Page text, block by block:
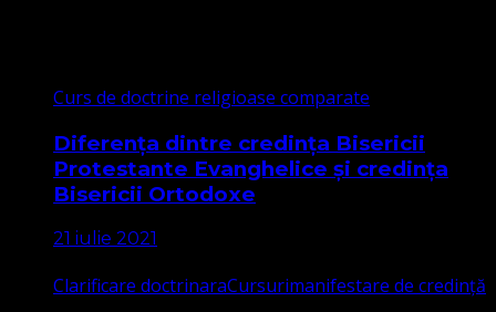
Curs de doctrine religioase comparate
Diferența dintre credința Bisericii
Protestante Evanghelice și credința
Bisericii Ortodoxe
21 iulie 2021
Clarificare doctrinaraCursurimanifestare de credință